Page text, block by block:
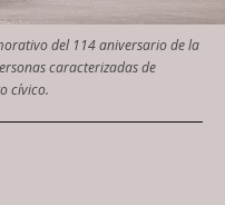
del 114 aniversario de la
caracterizadas de
cívico.